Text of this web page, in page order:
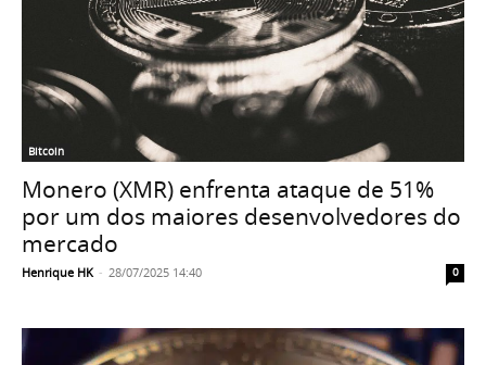
Bitcoin
Monero (XMR) enfrenta ataque de 51%
por um dos maiores desenvolvedores do
mercado
Henrique HK - 28/07/2025 14:40 0